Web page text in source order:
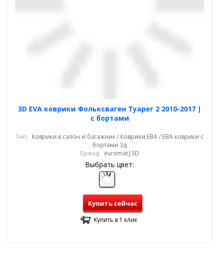
3D EVA коврики Фольксваген Туарег 2 2010-2017 |
с бортами
Тип: Коврики в салон и багажник / Коврики ЕВА / ЕВА коврики с
бортами 3д
Бренд: euromat|3D
Выбрать цвет:
Купить сейчас
Купить в 1 клик